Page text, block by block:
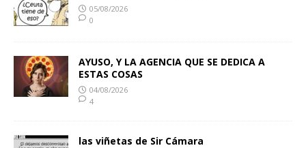
05/08/2026
0
AYUSO, Y LA AGENCIA QUE SE DEDICA A
ESTAS COSAS
04/08/2026
4
las viñetas de Sir Cámara